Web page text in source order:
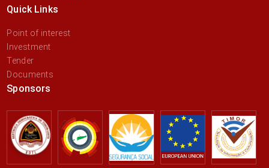
Quick Links
Point of interest
Investment
Tender
Documents
Sponsors